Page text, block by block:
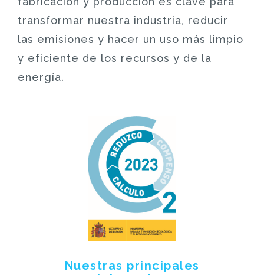
transformar nuestra industria, reducir
las emisiones y hacer un uso más limpio
y eficiente de los recursos y de la
energía.
Nuestras principales